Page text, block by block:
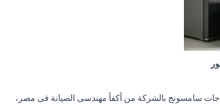
سامسونج بالشركة من أكفأ مهندسى الصيانة فى مصر،